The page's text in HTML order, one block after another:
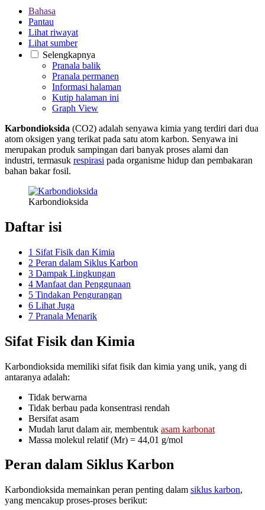
Bahasa
Pantau
Lihat riwayat
Lihat sumber
Selengkapnya
Pranala balik
Pranala permanen
Informasi halaman
Kutip halaman ini
Graph View
Karbondioksida (CO2) adalah senyawa kimia yang terdiri dari dua
atom oksigen yang terikat pada satu atom karbon. Senyawa ini
merupakan produk sampingan dari banyak proses alami dan
industri, termasuk respirasi pada organisme hidup dan pembakaran
bahan bakar fosil.
Karbondioksida
Daftar isi
1 Sifat Fisik dan Kimia
2 Peran dalam Siklus Karbon
3 Dampak Lingkungan
4 Manfaat dan Penggunaan
5 Tindakan Pengurangan
6 Lihat Juga
7 Pranala Menarik
Sifat Fisik dan Kimia
Karbondioksida memiliki sifat fisik dan kimia yang unik, yang di
antaranya adalah:
Tidak berwarna
Tidak berbau pada konsentrasi rendah
Bersifat asam
Mudah larut dalam air, membentuk asam karbonat
Massa molekul relatif (Mr) = 44,01 g/mol
Peran dalam Siklus Karbon
Karbondioksida memainkan peran penting dalam siklus karbon,
yang mencakup proses-proses berikut: